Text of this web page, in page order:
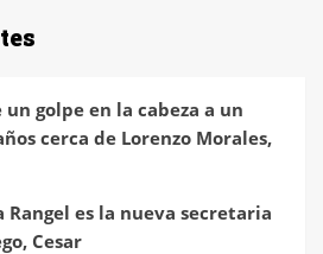
golpe en la cabeza a un
cerca de Lorenzo Morales,
Rangel es la nueva secretaria
Cesar